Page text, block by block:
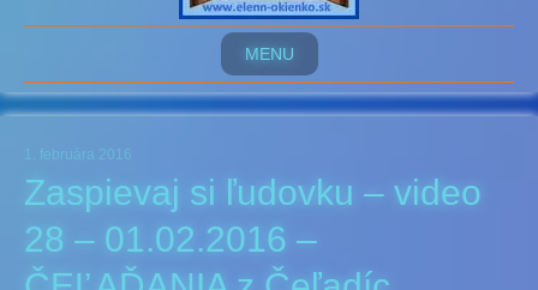
MENU
1. februára 2016
Zaspievaj si ľudovku – video
28 – 01.02.2016 –